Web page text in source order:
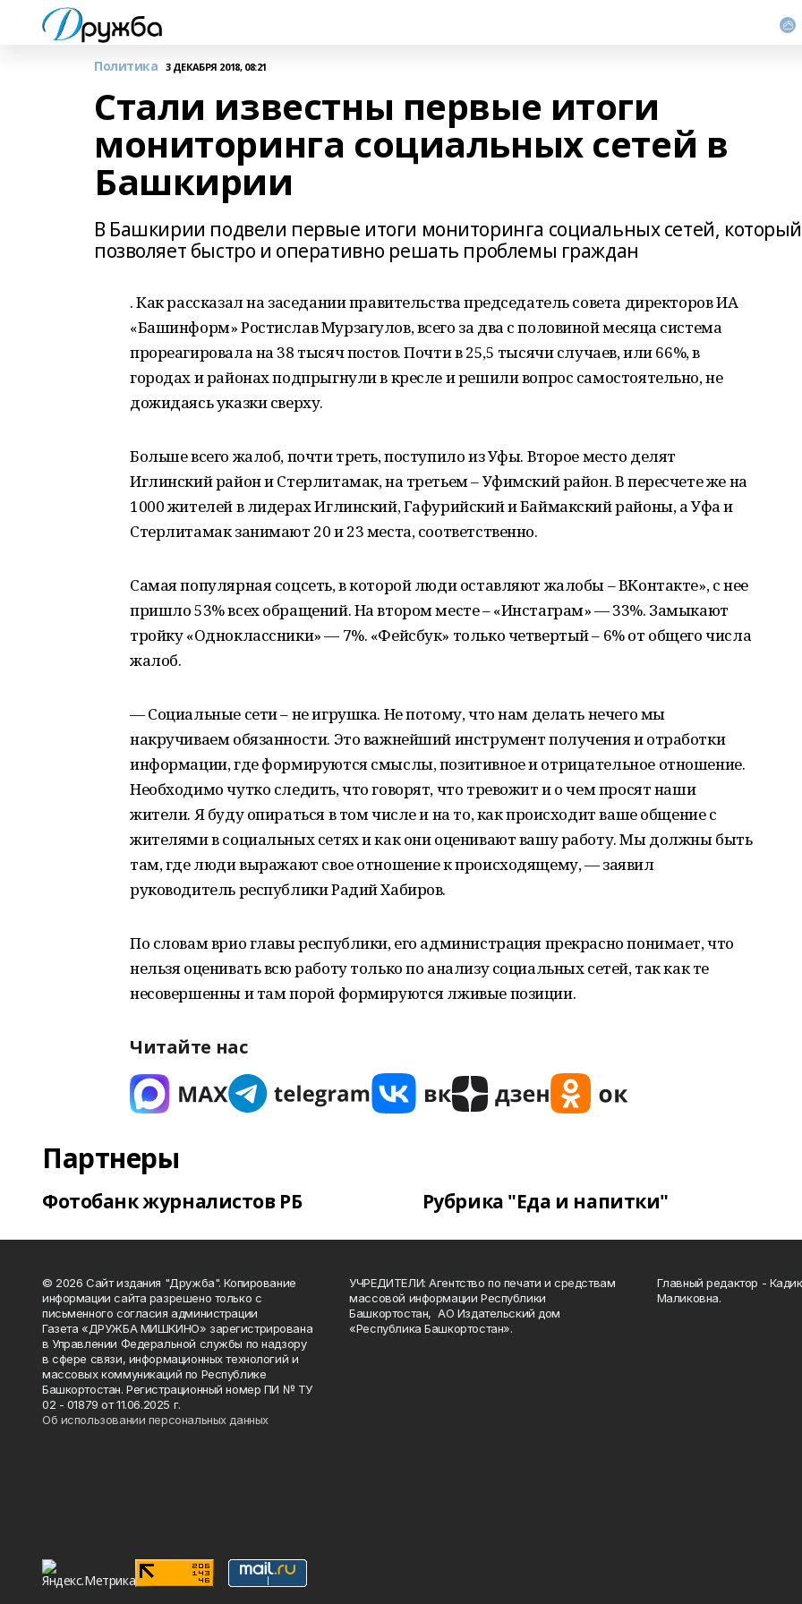
Политика 3 ДЕКАБРЯ 2018, 08:21
Стали известны первые итоги
мониторинга социальных сетей в
Башкирии
В Башкирии подвели первые итоги мониторинга социальных сетей, который
позволяет быстро и оперативно решать проблемы граждан
. Как рассказал на заседании правительства председатель совета директоров ИА
«Башинформ» Ростислав Мурзагулов, всего за два с половиной месяца система
прореагировала на 38 тысяч постов. Почти в 25,5 тысячи случаев, или 66%, в
городах и районах подпрыгнули в кресле и решили вопрос самостоятельно, не
дожидаясь указки сверху.
Больше всего жалоб, почти треть, поступило из Уфы. Второе место делят
Иглинский район и Стерлитамак, на третьем – Уфимский район. В пересчете же на
1000 жителей в лидерах Иглинский, Гафурийский и Баймакский районы, а Уфа и
Стерлитамак занимают 20 и 23 места, соответственно.
Самая популярная соцсеть, в которой люди оставляют жалобы – ВКонтакте», с нее
пришло 53% всех обращений. На втором месте – «Инстаграм» — 33%. Замыкают
тройку «Одноклассники» — 7%. «Фейсбук» только четвертый – 6% от общего числа
жалоб.
— Социальные сети – не игрушка. Не потому, что нам делать нечего мы
накручиваем обязанности. Это важнейший инструмент получения и отработки
информации, где формируются смыслы, позитивное и отрицательное отношение.
Необходимо чутко следить, что говорят, что тревожит и о чем просят наши
жители. Я буду опираться в том числе и на то, как происходит ваше общение с
жителями в социальных сетях и как они оценивают вашу работу. Мы должны быть
там, где люди выражают свое отношение к происходящему, — заявил
руководитель республики Радий Хабиров.
По словам врио главы республики, его администрация прекрасно понимает, что
нельзя оценивать всю работу только по анализу социальных сетей, так как те
несовершенны и там порой формируются лживые позиции.
Читайте нас
Партнеры
Фотобанк журналистов РБ Рубрика "Еда и напитки"
© 2026 Сайт издания "Дружба". Копирование
информации сайта разрешено только с
письменного согласия администрации
Газета «ДРУЖБА МИШКИНО» зарегистрирована
в Управлении Федеральной службы по надзору
в сфере связи, информационных технологий и
массовых коммуникаций по Республике
Башкортостан. Регистрационный номер ПИ № ТУ
02 - 01879 от 11.06.2025 г.
Об использовании персональных данных
УЧРЕДИТЕЛИ: Агентство по печати и средствам
массовой информации Республики
Башкортостан, АО Издательский дом
«Республика Башкортостан».
Главный редактор -
Маликовна.